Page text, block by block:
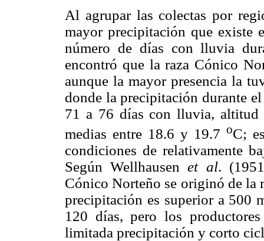
Al agrupar las colectas por
mayor precipitación que existe
número de días con lluvia
encontró que la raza Cónico
aunque la mayor presencia la
donde la precipitación durante
71 a 76 días con lluvia, altitud
medias entre 18.6 y 19.7 oC;
condiciones de relativamente
Según Wellhausenet al.
Cónico Norteño se originó de la
precipitación es superior a 500
120 días, pero los
limitada precipitación y corto